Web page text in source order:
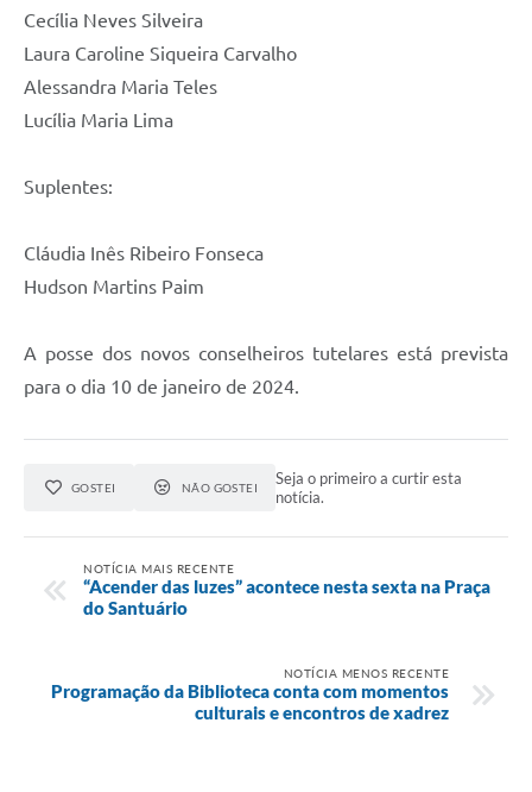
Cecília Neves Silveira
Laura Caroline Siqueira Carvalho
Alessandra Maria Teles
Lucília Maria Lima
Suplentes:
Cláudia Inês Ribeiro Fonseca
Hudson Martins Paim
A posse dos novos conselheiros tutelares está prevista
para o dia 10 de janeiro de 2024.
GOSTEI NÃO GOSTEI
Seja o primeiro a curtir esta
notícia.
NOTÍCIA MAIS RECENTE
“Acender das luzes” acontece nesta sexta na Praça
do Santuário
NOTÍCIA MENOS RECENTE
Programação da Biblioteca conta com momentos
culturais e encontros de xadrez